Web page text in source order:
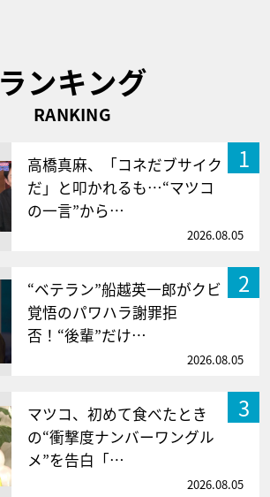
ランキング
RANKING
1
高橋真麻、「コネだブサイク
だ」と叩かれるも…“マツコ
の一言”から…
2026.08.05
2
“ベテラン”船越英一郎がクビ
覚悟のパワハラ謝罪拒
否！“後輩”だけ…
2026.08.05
3
マツコ、初めて食べたとき
の“衝撃度ナンバーワングル
メ”を告白「…
2026.08.05